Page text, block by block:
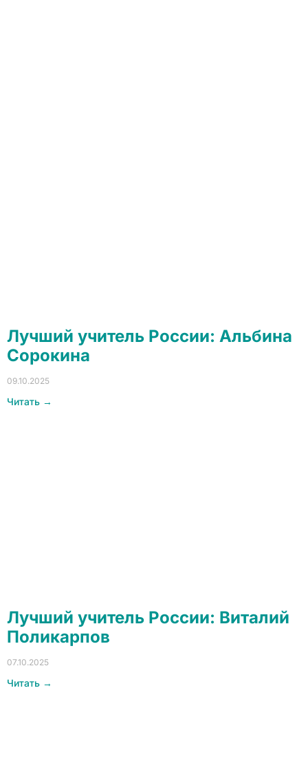
Лучший учитель России: Альбина
Сорокина
09.10.2025
Читать →
Лучший учитель России: Виталий
Поликарпов
07.10.2025
Читать →